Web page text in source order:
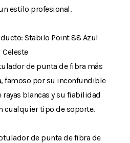
estilo profesional.
Stabilo Point 88 Azul
Celeste
de punta de fibra más
famoso por su inconfundible
rayas blancas y su fiabilidad
cualquier tipo de soporte.
de punta de fibra de